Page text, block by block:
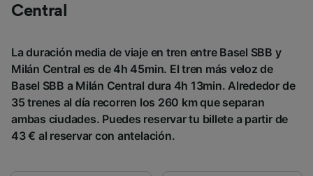
Central
La duración media de viaje en tren entre Basel SBB y
Milán Central es de 4h 45min. El tren más veloz de
Basel SBB a Milán Central dura 4h 13min. Alrededor de
35 trenes al día recorren los 260 km que separan
ambas ciudades. Puedes reservar tu billete a partir de
43 € al reservar con antelación.